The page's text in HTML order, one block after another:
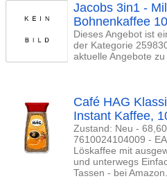
Jacobs 3in1 -
Bohnenkaffee
Dieses Angebot ist
der Kategorie
aktuelle Angebote zu
Café HAG
Instant Kaffee,
Zustand: Neu -
7610024104009 -
Löskaffee mit
und unterwegs
Tassen - bei